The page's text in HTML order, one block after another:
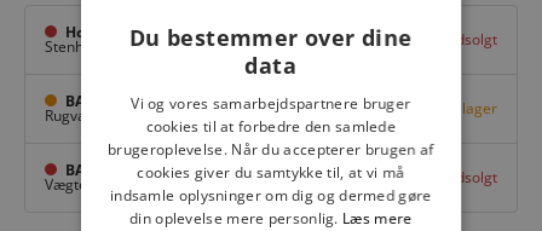
Hovedlager
Stenhuggervej 10, Odense M Udsolgt
BAGGI Tarup Center
Rugvang 36, Odense NV Få på lager
BAGGI Nyborg
Vægtergade 1,Nyborg Udsolgt
Du bestemmer over dine
data
Vi og vores samarbejdspartnere bruger
cookies til at forbedre den samlede
brugeroplevelse. Når du accepterer brugen af
cookies giver du samtykke til, at vi må
indsamle oplysninger om dig og dermed gøre
din oplevelse mere personlig. Læs mere